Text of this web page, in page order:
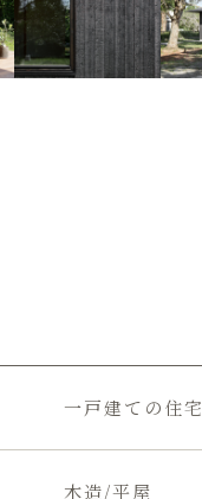
一戸建ての住宅
木造/平屋